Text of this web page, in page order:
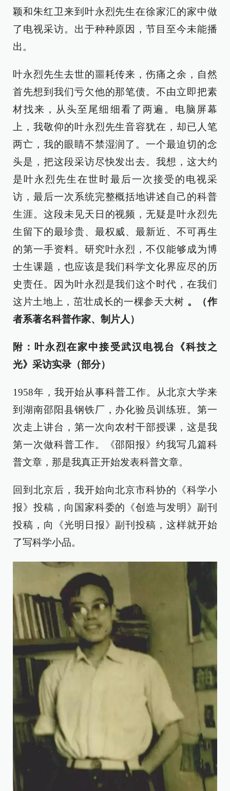
颖和朱红卫来到叶永烈先生在徐家汇的家中做
了电视采访。出于种种原因，节目至今未能播
出。
叶永烈先生去世的噩耗传来，伤痛之余，自然
首先想到我们亏欠他的那笔债。不由立即把素
材找来，从头至尾细细看了两遍。电脑屏幕
上，我敬仰的叶永烈先生音容犹在，却已人笔
两亡，我的眼睛不禁湿润了。一个最迫切的念
头是，把这段采访尽快发出去。我想，这大约
是叶永烈先生在世时最后一次接受的电视采
访，最后一次系统完整概括地讲述自己的科普
生涯。这段未见天日的视频，无疑是叶永烈先
生留下的最珍贵、最权威、最新近、不可再生
的第一手资料。研究叶永烈，不仅能够成为博
士生课题，也应该是我们科学文化界应尽的历
史责任。因为叶永烈是我们这个时代，在我们
这片土地上，茁壮成长的一棵参天大树 。（作
者系著名科普作家、制片人）
附：叶永烈在家中接受武汉电视台《科技之
光》采访实录（部分）
1958年，我开始从事科普工作。从北京大学来
到湖南邵阳县钢铁厂，办化验员训练班。第一
次走上讲台，第一次向农村干部授课，这是我
第一次做科普工作。《邵阳报》约我写几篇科
普文章，那是我真正开始发表科普文章。
回到北京后，我开始向北京市科协的《科学小
报》投稿，向国家科委的《创造与发明》副刊
投稿，向《光明日报》副刊投稿，这样就开始
了写科学小品。